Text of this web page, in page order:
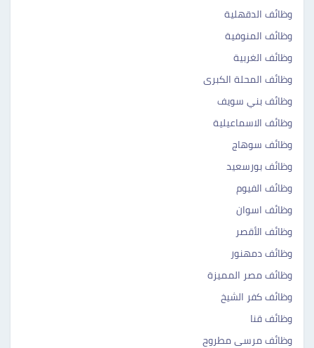
وظائف الدقهلية
وظائف المنوفية
وظائف الغربية
وظائف المحلة الكبرى
وظائف بني سويف
وظائف الاسماعيلية
وظائف سوهاج
وظائف بورسعيد
وظائف الفيوم
وظائف اسوان
وظائف الأقصر
وظائف دمهنور
وظائف مصر المميزة
وظائف كفر الشيخ
وظائف قنا
وظائف مرسى مطروح